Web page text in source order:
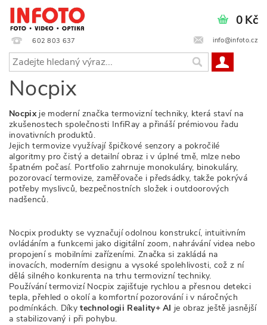
602 803 637 info@infoto.cz
0 Kč
Nocpix
Nocpixje moderní značka termovizní techniky, která staví na
zkušenostech společnosti InfiRay a přináší prémiovou řadu
inovativních produktů.
Jejich termovize využívají špičkové senzory a pokročilé
algoritmy pro čistý a detailní obraz i v úplné tmě, mlze nebo
špatném počasí. Portfolio zahrnuje monokuláry, binokuláry,
pozorovací termovize, zaměřovače i předsádky, takže pokrývá
potřeby myslivců, bezpečnostních složek i outdoorových
nadšenců.
Nocpix produkty se vyznačují odolnou konstrukcí, intuitivním
ovládáním a funkcemi jako digitální zoom, nahrávání videa nebo
propojení s mobilními zařízeními. Značka si zakládá na
inovacích, moderním designu a vysoké spolehlivosti, což z ní
dělá silného konkurenta na trhu termovizní techniky.
Používání termovizí Nocpix zajišťuje rychlou a přesnou detekci
tepla, přehled o okolí a komfortní pozorování i v náročných
podmínkách. Díkytechnologii Reality+ AI je obraz ještě jasnější
a stabilizovaný i při pohybu.